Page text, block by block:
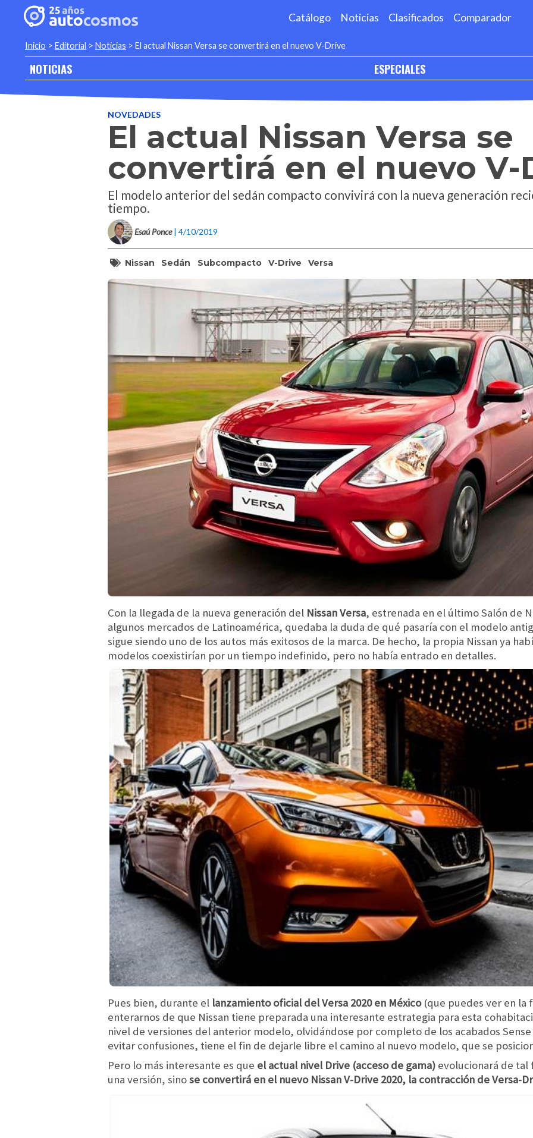
Catálogo Noticias Clasificados Comparador
Inicio > Editorial > Noticias > El actual Nissan Versa se convertirá en el nuevo V-Drive
NOTICIAS ESPECIALES
NOVEDADES
El actual Nissan Versa se
convertirá en el nuevo V-
El modelo anterior del sedán compacto convivirá con la nueva generación
tiempo.
Esaú Ponce | 4/10/2019
Nissan Sedán Subcompacto V-Drive Versa
Con la llegada de la nueva generación del Nissan Versa, estrenada en el último Salón de
algunos mercados de Latinoamérica, quedaba la duda de qué pasaría con el modelo
sigue siendo uno de los autos más exitosos de la marca. De hecho, la propia Nissan ya
modelos coexistirían por un tiempo indefinido, pero no había entrado en detalles.
Pues bien, durante el lanzamiento oficial del Versa 2020 en México (que puedes ver en
enterarnos de que Nissan tiene preparada una interesante estrategia para esta
nivel de versiones del anterior modelo, olvidándose por completo de los acabados
evitar confusiones, tiene el fin de dejarle libre el camino al nuevo modelo, que se
Pero lo más interesante es que el actual nivel Drive (acceso de gama) evolucionará de tal
una versión, sinose convertirá en el nuevo Nissan V-Drive 2020, la contracción de Versa-